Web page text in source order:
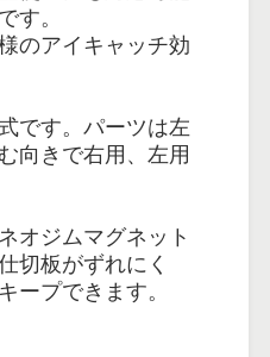
す。
のアイキャッチ効
です。パーツは左
向きで右用、左用
オジムマグネット
切板がずれにく
ープできます。